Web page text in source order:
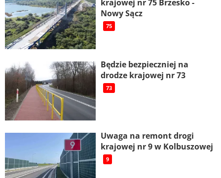
krajowej nr 75 Brzesko -
Nowy Sącz
75
Będzie bezpieczniej na
drodze krajowej nr 73
73
Uwaga na remont drogi
krajowej nr 9 w Kolbuszowej
9